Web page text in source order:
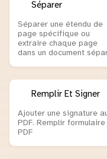
Séparer
Séparer une étendu de
page spécifique ou
extraire chaque page
dans un document
Remplir Et Signer
Ajouter une signature
PDF. Remplir formulaire
PDF